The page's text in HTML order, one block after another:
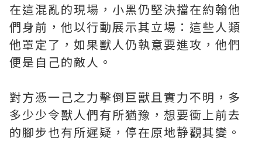
在這混亂的現場，小黑仍堅決擋在約翰他
們身前，他以行動展示其立場：這些人類
他罩定了，如果獸人仍執意要進攻，他們
便是自己的敵人。
對方憑一己之力擊倒巨獸且實力不明，多
多少少令獸人們有所猶豫，想要衝上前去
的腳步也有所遲疑，停在原地静觀其變。